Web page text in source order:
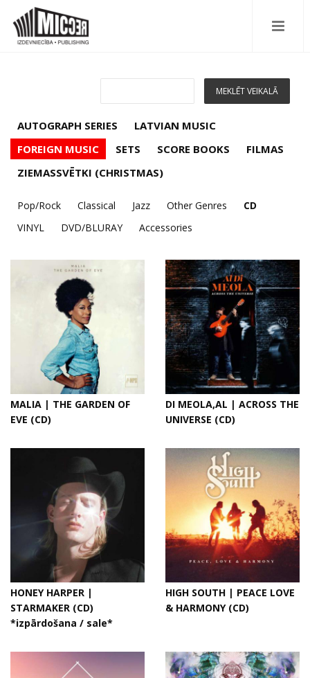
AUTOGRAPH SERIES
LATVIAN MUSIC
FOREIGN MUSIC
SETS SCORE BOOKS
FILMAS
ZIEMASSVĒTKI (CHRISTMAS)
Pop/Rock Classical Jazz Other Genres
CD
VINYL
DVD/BLURAY Accessories
MALIA | THE GARDEN OF
EVE (CD)
DI MEOLA,AL | ACROSS THE
UNIVERSE (CD)
HONEY HARPER |
STARMAKER (CD)
*izpārdošana / sale*
HIGH SOUTH | PEACE LOVE
& HARMONY (CD)